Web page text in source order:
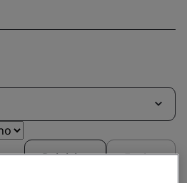
Reiniciar Enviar